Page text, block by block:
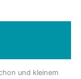
und kleinem